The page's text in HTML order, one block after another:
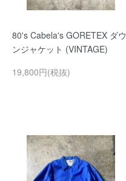
80's Cabela's GORETEX ダウ
ンジャケット (VINTAGE)
19,800円(税抜)